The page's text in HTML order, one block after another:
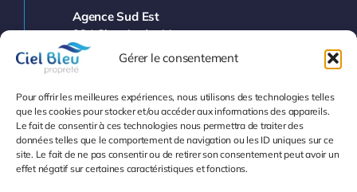
Gérer le consentement
Pour offrir les meilleures expériences, nous utilisons des technologies telles
que les cookies pour stocker et/ou accéder aux informations des appareils.
Le fait de consentir à ces technologies nous permettra de traiter des
données telles que le comportement de navigation ou les ID uniques sur ce
site. Le fait de ne pas consentir ou de retirer son consentement peut avoir un
effet négatif sur certaines caractéristiques et fonctions.
Agence Sud Est
224 Chemin des Vergers
83143 LE VAL
Tél : 04.94.77.11.03
Info et Devis